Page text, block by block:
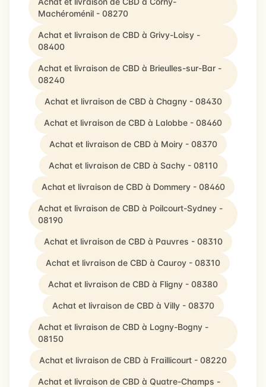
Machéroménil - 08270
Achat et livraison de CBD à Grivy-Loisy -
08400
Achat et livraison de CBD à Brieulles-sur-Bar -
08240
Achat et livraison de CBD à Chagny - 08430
Achat et livraison de CBD à Lalobbe - 08460
Achat et livraison de CBD à Moiry - 08370
Achat et livraison de CBD à Sachy - 08110
Achat et livraison de CBD à Dommery - 08460
Achat et livraison de CBD à Poilcourt-Sydney -
08190
Achat et livraison de CBD à Pauvres - 08310
Achat et livraison de CBD à Cauroy - 08310
Achat et livraison de CBD à Fligny - 08380
Achat et livraison de CBD à Villy - 08370
Achat et livraison de CBD à Logny-Bogny -
08150
Achat et livraison de CBD à Fraillicourt - 08220
Achat et livraison de CBD à Quatre-Champs -